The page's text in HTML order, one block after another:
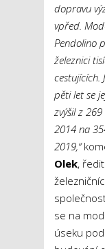
dopravu
vpřed.
Pendolino
železnici
cestujících.
pěti let se
zvýšil z
2014 na
2019,“
Olek,
se na
úseku